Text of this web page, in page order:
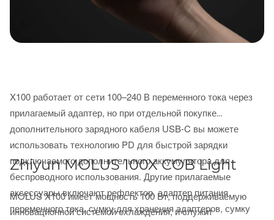
автоматически управлять освещением в такт
музыке, создавая особую атмосферу.
X100 работает от сети 100–240 В переменного тока через
прилагаемый адаптер, но при отдельной покупке
дополнительного зарядного кабеля USB-C вы можете
использовать технологию PD для быстрой зарядки
подключаемого дополнительного аккумулятора для
беспроводного использования. Другие прилагаемые
аксессуары включают рефлектор, адаптер питания
переменного тока, сумку для хранения адаптеров, сумку
Zhiyun MOLUS 100X COB Light
MOLUS X100 имеет мощность 100 Вт, поддерживаемую
инновационной системой охлаждения, и служит